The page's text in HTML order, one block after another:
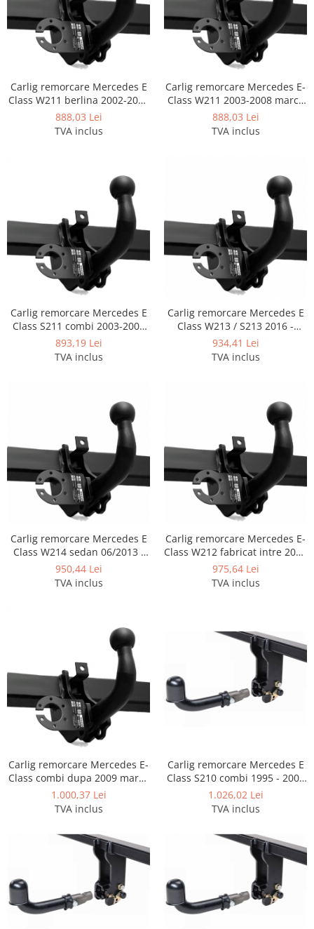
Carlige Porsche
Carlige Renault
Carlige Seat
Carlige Skoda
Carlige Subaru
Carlige Volkswagen
Carlige Volvo
Carlige Xpeng
Carlige Xpeng G6
Covorase si tavite
Covorase auto
Covorase auto Alfa Romeo
Covorase auto Chevrolet
Covorase auto Citroen
Covorase auto Dacia
Covorase auto Fiat
Covorase auto Ford
Covorase auto Honda
Covorase auto Hyundai
Covorase auto Isuzu
Covorase auto Jeep
Covorase auto Mazda
Covorase auto Mercedes
Covorase auto Mini
Covorase auto Mitsubishi
Covorase auto Nissan
Covorase auto Opel
Covorase auto Peugeot
Covorase auto Porsche
Covorase auto Renault
Covorase auto Saab
Covorase auto Seat
Covorase auto Skoda
Covorase auto Suzuki
Covorase auto Toyota
Carlig remorcare Mercedes E
Class W211 berlina 2002-2008
marca Autohak
888,03 Lei
TVA inclus
Carlig remorcare Mercedes E-
Class W211 2003-2008 marca
Autohak
888,03 Lei
TVA inclus
Carlig remorcare Mercedes E
Class S211 combi 2003-2008
marca Autohak
893,19 Lei
TVA inclus
Carlig remorcare Mercedes E
Class W213 / S213 2016 -
06/2023
934,41 Lei
TVA inclus
Carlig remorcare Mercedes E
Class W214 sedan 06/2013 -
prezent
950,44 Lei
TVA inclus
Carlig remorcare Mercedes E-
Class W212 fabricat intre 2009
- 2016 marca Autohak
975,64 Lei
TVA inclus
Carlig remorcare Mercedes E-
Class combi dupa 2009 marca
Autohak
1.000,37 Lei
TVA inclus
Carlig remorcare Mercedes E
Class S210 combi 1995 - 2002
demontabil automat cu
maneta
1.026,02 Lei
TVA inclus